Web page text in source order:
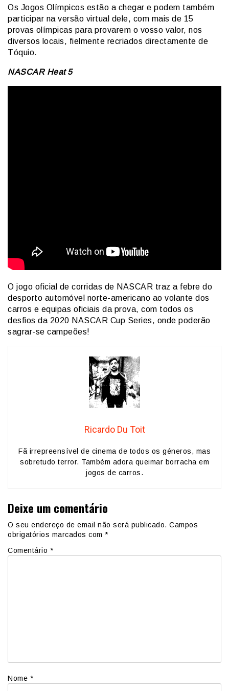
Os Jogos Olímpicos estão a chegar e podem também
participar na versão virtual dele, com mais de 15
provas olímpicas para provarem o vosso valor, nos
diversos locais, fielmente recriados directamente de
Tóquio.
NASCAR Heat 5
O jogo oficial de corridas de NASCAR traz a febre do
desporto automóvel norte-americano ao volante dos
carros e equipas oficiais da prova, com todos os
desfios da 2020 NASCAR Cup Series, onde poderão
sagrar-se campeões!
Ricardo Du Toit
Fã irrepreensível de cinema de todos os géneros, mas
sobretudo terror. Também adora queimar borracha em
jogos de carros.
Deixe um comentário
O seu endereço de email não será publicado. Campos
obrigatórios marcados com *
Comentário *
Nome *